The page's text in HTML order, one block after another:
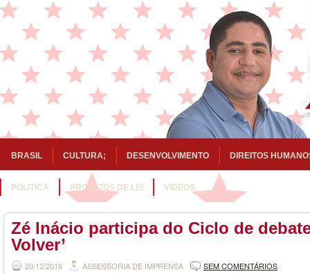
BRASIL CULTURA; DESENVOLVIMENTO DIREITOS
POLITICA PROJETOS DE LEI VÍDEOS
Zé Inácio participa do Ciclo de
Volver’
20/12/2016 ASSESSORIA DE IMPRENSA SEM COMENTÁRIOS